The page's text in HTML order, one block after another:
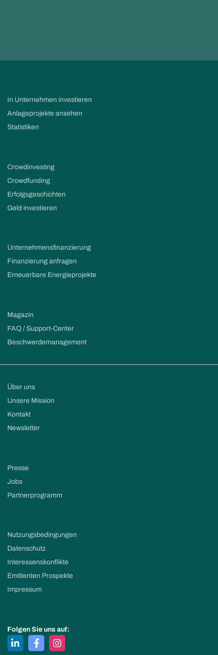
In Unternehmen investieren
Anlageprojekte ansehen
Statistiken
Crowdinvesting
Crowdfunding
Erfolgsgeschichten
Geld investieren
Unternehmensfinanzierung
Finanzierung anfragen
Erneuerbare Energieprojekte
Magazin
FAQ / Support-Center
Beschwerdemanagement
Über uns
Unsere Mission
Kontakt
Newsletter
Presse
Jobs
Partnerprogramm
Nutzungsbedingungen
Datenschutz
Interessenskonflikte
Emittenten Prospekte
Impressum
Folgen Sie uns auf: